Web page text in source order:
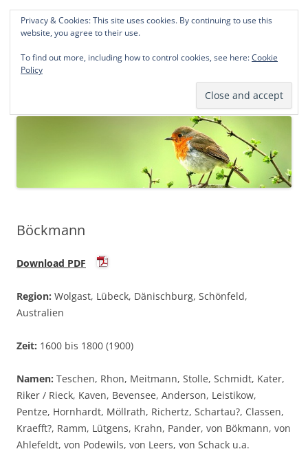
Norddeutsche Genealogien
Michael Kohlhaas und Jens Kirchhoff
springen
Böckmann
Download PDF
Region: Wolgast, Lübeck, Dänischburg, Schönfeld,
Australien
Zeit: 1600 bis 1800 (1900)
Namen: Teschen, Rhon, Meitmann, Stolle, Schmidt, Kater,
Riker / Rieck, Kaven, Bevensee, Anderson, Leistikow,
Pentze, Hornhardt, Möllrath, Richertz, Schartau?, Classen,
Kraefft?, Ramm, Lütgens, Krahn, Pander, von Bökmann, von
Ahlefeldt, von Podewils, von Leers, von Schack u.a.
Privacy & Cookies: This site uses cookies. By continuing to use this
website, you agree to their use.
To find out more, including how to control cookies, see here:Cookie
Policy